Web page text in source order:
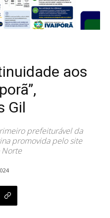
aos
Gil
prefeiturável da
promovida pelo site
Norte